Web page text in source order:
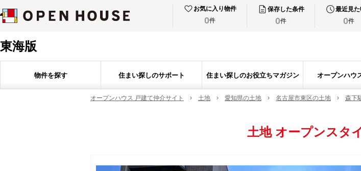
お気に入り物件
0件
保存した条件
0件
最近見
0件
東海版
物件を探す 住まい探しのサポート 住まい探しのお役立ちマガジン オープンハウ
オープンハウス 戸建て仲介サイト 土地 愛知県の土地 名古屋市東区の土地 森下
土地 オープンスタ